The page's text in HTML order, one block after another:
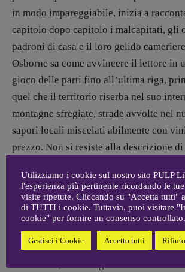
media:
Valentina Marcoli
[valentina.marcoli@gmail.com]
ARCHIVIO E AUTORI
in modo impareggiabile, inizia a
capitolo dopo capitolo i malcapitati, gli
padroni di casa e il loro gelido
Osborne sa come avvincere il lettore in
gioco delle parti fino all’ultima riga,
quel che il territorio riserba nel suo
montagne sfregiate, strade avvolte nel
sapori locali miscelati abilmente con
prezzo. Non si resiste alla descrizione di
vasta piscina, dove ogni ospite può
contrastare. Osborne, viaggiatore
ostacolare affinché le mutevoli figure
entrino nelle menti suscitando almeno
quanto la gente marocchina paventa:
Utilizziamo i cookie sul nostro sito PULP
l'esperienza più pertinente ricordando le
visite ripetute. Cliccando su "Accetta tutti"
di TUTTI i cookie. Tuttavia, puoi visitare
cookie" per fornire un consenso controllato.
Gestisci i Cookie Accetto tutti